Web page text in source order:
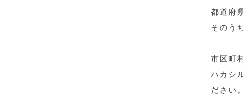
都道府
そのう
市区町
ハカシ
ださい。